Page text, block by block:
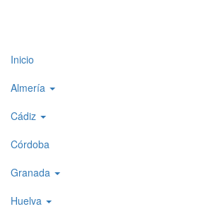
Top
level
1
Inicio
Almería
Cádiz
Córdoba
Granada
Huelva